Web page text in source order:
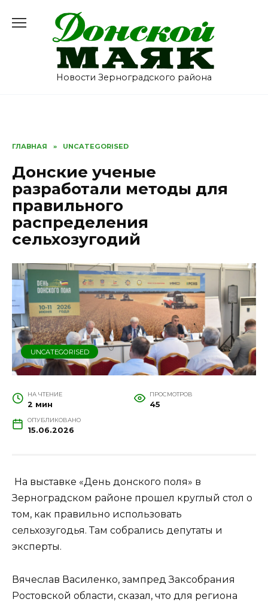
содержанию
Новости Зерноградского района
ГЛАВНАЯ » UNCATEGORISED
Донские ученые
разработали методы для
правильного
распределения
сельхозугодий
UNCATEGORISED
НА ЧТЕНИЕ
2 мин
ПРОСМОТРОВ
45
ОПУБЛИКОВАНО
15.06.2026
На выставке «День донского поля» в
Зерноградском районе прошел круглый стол о
том, как правильно использовать
сельхозугодья. Там собрались депутаты и
эксперты.
Вячеслав Василенко, зампред Заксобрания
Ростовской области, сказал, что для региона